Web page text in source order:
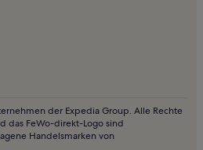
der Expedia Group. Alle Rechte
das FeWo-direkt-Logo sind
Handelsmarken von